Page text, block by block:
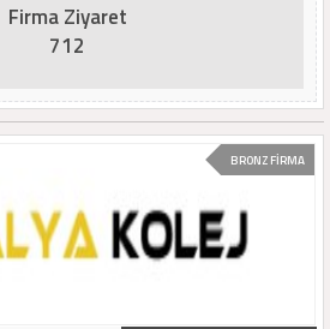
Firma Ziyaret
712
BRONZ FİRMA